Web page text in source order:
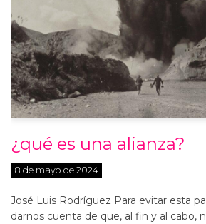
¿qué es una alianza?
8 de mayo de 2024
José Luis Rodríguez Para evitar esta
darnos cuenta de que, al fin y al cabo,